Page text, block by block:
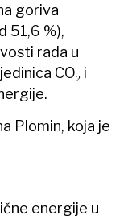
goriva
51,6 %),
rada u
CO₂ i
Plomin, koja je
energije u